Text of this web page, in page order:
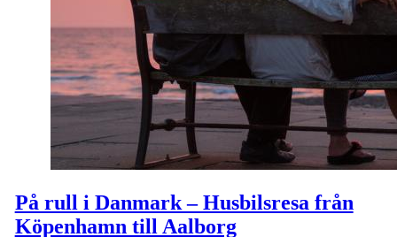
På rull i Danmark – Husbilsresa från
Köpenhamn till Aalborg